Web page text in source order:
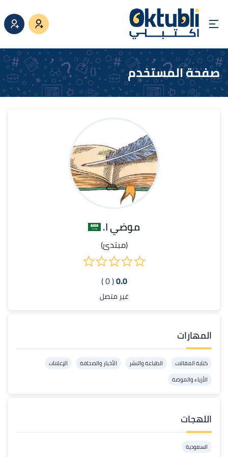
صفحة المستخدم
موضي ا.
(مبتدئ)
0.0
( 0 )
غير متصل
المهارات
كتابة المقالات الطباعة والنشر الأخبار والصحافة
الإعلانات
الأزياء والموضة
اللهجات
السعودية